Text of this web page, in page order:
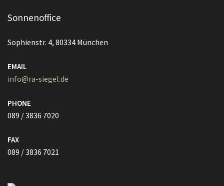
Sonnenoffice
Sophienstr. 4, 80334 München
EMAIL
info@ra-siegel.de
PHONE
089 / 3836 7020
FAX
089 / 3836 7021